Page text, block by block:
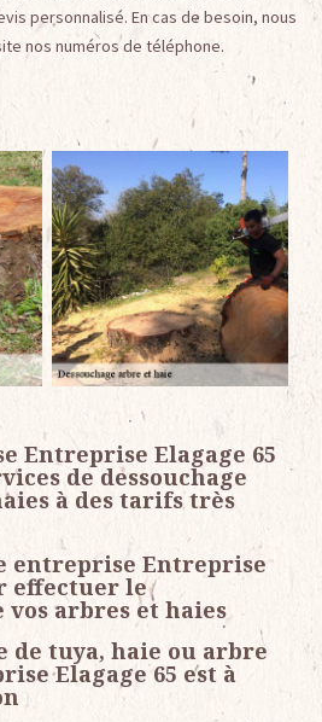
personnalisé. En cas de besoin, nous
nos numéros de téléphone.
Entreprise Elagage 65
de dessouchage
à des tarifs très
entreprise Entreprise
effectuer le
vos arbres et haies
de tuya, haie ou arbre
Elagage 65 est à